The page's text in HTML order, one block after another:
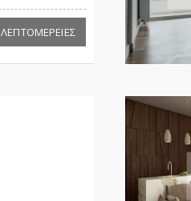
ΛΕΠΤΟΜΕΡΕΙΕΣ